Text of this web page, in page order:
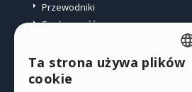
Przewodniki
Społeczność
ENGLISH
Ta strona używa plików
cookie